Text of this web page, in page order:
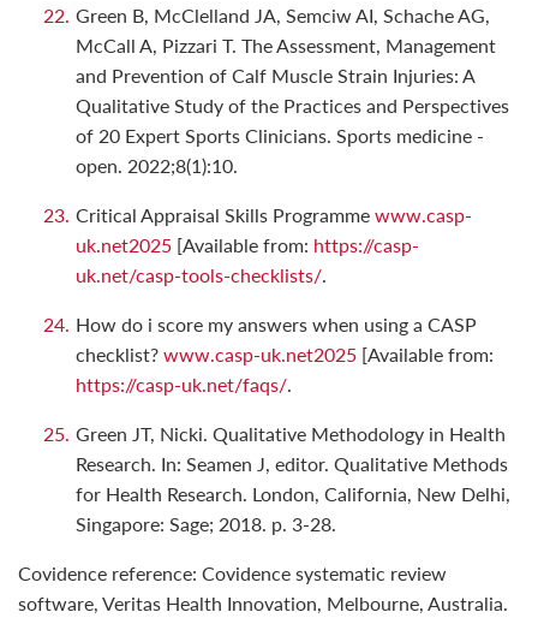
Green B, McClelland JA, Semciw AI, Schache AG,
McCall A, Pizzari T. The Assessment, Management
and Prevention of Calf Muscle Strain Injuries: A
Qualitative Study of the Practices and Perspectives
of 20 Expert Sports Clinicians. Sports medicine -
open. 2022;8(1):10.
Critical Appraisal Skills Programmewww.casp-
uk.net2025 [Available from: https://casp-
uk.net/casp-tools-checklists/.
How do i score my answers when using a CASP
checklist?www.casp-uk.net2025 [Available from:
https://casp-uk.net/faqs/.
Green JT, Nicki. Qualitative Methodology in Health
Research. In: Seamen J, editor. Qualitative Methods
for Health Research. London, California, New Delhi,
Singapore: Sage; 2018. p. 3-28.
Covidence reference: Covidence systematic review
software, Veritas Health Innovation, Melbourne, Australia.